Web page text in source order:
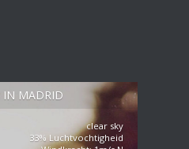
IN MADRID
clear sky
33% Luchtvochtigheid